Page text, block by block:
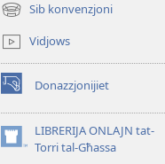
Sib konvenzjoni
(opens
new
window)
Vidjows
Donazzjonijiet
(opens
new
window)LIBRERIJA ONLAJN tat-
Torri tal-Għassa
(opens